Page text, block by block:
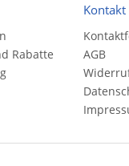
Rabatte
Kontakt
AGB